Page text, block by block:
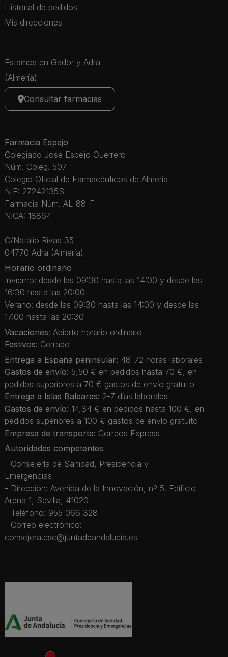
Historial de pedidos
Mis direcciones
Estamos en Gador y Adra
(Almería)
Consultar farmacias
Farmacia Espejo
Colegiado Jose Espejo Guerrero
Núm. Coleg. 507
Colegio Oficial de Farmacéuticos de Almería
NIF: 27242135S
Farmacia Núm. AL-88-F
NICA: 18864
C/Natalio Rivas 35
04770 Adra (Almería)
Horario ordinario
Invierno: desde las 09:30 hasta las 14:00 y desde las
16:30 hasta las 20:00
Verano: desde las 09:30 hasta las 14:00 y desde las
17:00 hasta las 20:30
Vacaciones: Abierto horario ordinario
Festivos: Cerrado
Entrega a España peninsular: 48-72 horas laborales
Gastos de envío: 5,50 € en pedidos hasta 70 €, en
pedidos superiores a 70 € gastos de envío gratuito
Entrega a Islas Baleares: 2-7 días laborales
Gastos de envío: 14,34 € en pedidos hasta 100 €, en
pedidos superiores a 100 € gastos de envío gratuito
Empresa de transporte: Correos Express
Autoridades competentes
- Consejería de Sanidad, Presidencia y
Emergencias
- Dirección: Avenida de la Innovación, nº 5. Edificio
Arena 1, Sevilla, 41020
- Teléfono: 955 066 328
- Correo electrónico:
consejera.csc@juntadeandalucia.es